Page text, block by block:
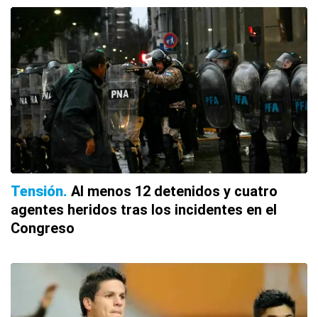
Tensión Al menos 12 detenidos y cuatro
agentes heridos tras los incidentes en el
Congreso